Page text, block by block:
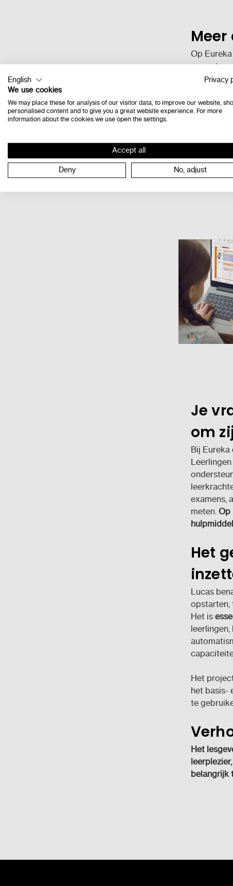
Op
van
van hun
vaardig
en vereist
hele
Je
om
Bij Eureka
examens,
meten. Op
Het
Lucas
opstarten,
Het is
Het
het basis-
te
Het
belangrijk
English
Privacy
We use cookies
We may place these for analysis of our visitor data, to improve our website,
personalised content and to give you a great website experience. For more
information about the cookies we use open the settings.
Accept all
Deny No, adjust